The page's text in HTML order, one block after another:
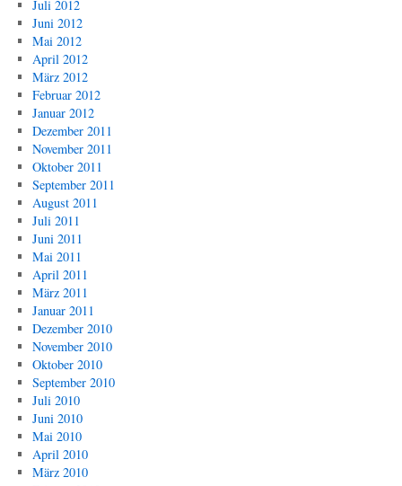
Juli 2012
Juni 2012
Mai 2012
April 2012
März 2012
Februar 2012
Januar 2012
Dezember 2011
November 2011
Oktober 2011
September 2011
August 2011
Juli 2011
Juni 2011
Mai 2011
April 2011
März 2011
Januar 2011
Dezember 2010
November 2010
Oktober 2010
September 2010
Juli 2010
Juni 2010
Mai 2010
April 2010
März 2010